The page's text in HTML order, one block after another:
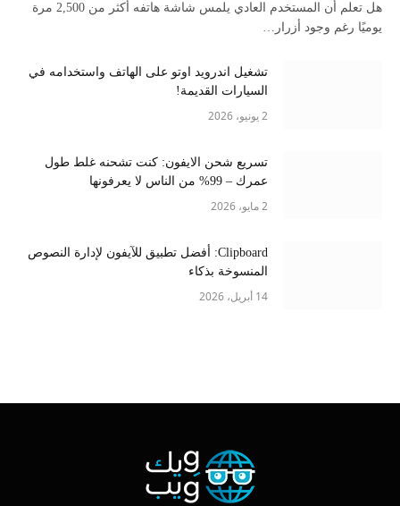
هل تعلم أن المستخدم العادي يلمس شاشة هاتفه أكثر من 2,500 مرة
يوميًا رغم وجود أزرار…
تشغيل اندرويد اوتو على الهاتف واستخدامه في
السيارات القديمة!
2 يونيو، 2026
تسريع شحن الايفون: كنت تشحنه غلط طول
عمرك – 99% من الناس لا يعرفونها
2 مايو، 2026
Clipboard: أفضل تطبيق للآيفون لإدارة النصوص
المنسوخة بذكاء
14 أبريل، 2026